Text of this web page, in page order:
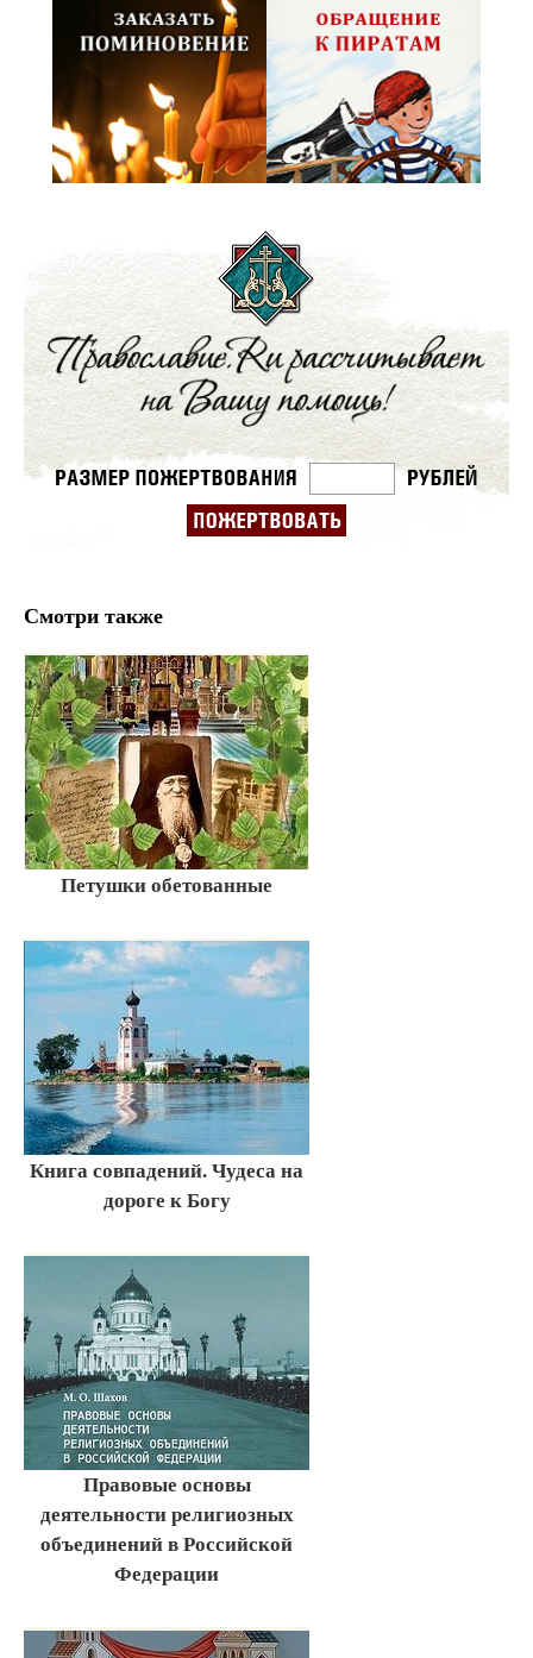
Смотри также
Петушки обетованные
Книга совпадений. Чудеса на
дороге к Богу
Правовые основы
деятельности религиозных
объединений в Российской
Федерации